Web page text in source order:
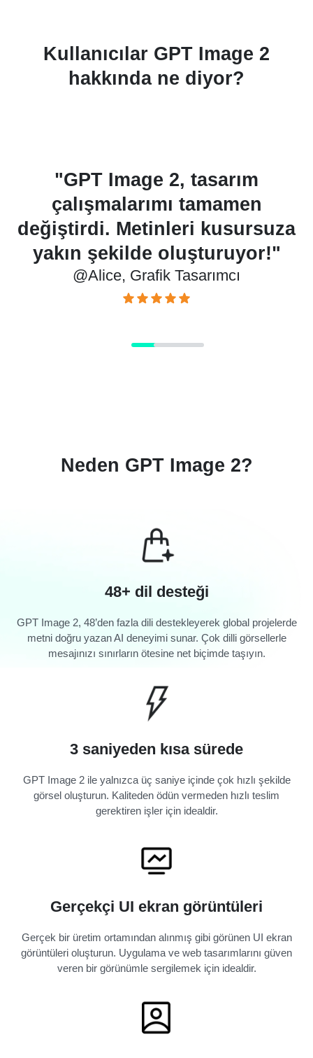
Kullanıcılar GPT Image 2
hakkında ne diyor?
"GPT Image 2, tasarım
çalışmalarımı tamamen
değiştirdi. Metinleri kusursuza
yakın şekilde oluşturuyor!"
@Alice, Grafik Tasarımcı
Neden GPT Image 2?
48+ dil desteği
GPT Image 2, 48’den fazla dili destekleyerek global projelerde
metni doğru yazan AI deneyimi sunar. Çok dilli görsellerle
mesajınızı sınırların ötesine net biçimde taşıyın.
3 saniyeden kısa sürede
GPT Image 2 ile yalnızca üç saniye içinde çok hızlı şekilde
görsel oluşturun. Kaliteden ödün vermeden hızlı teslim
gerektiren işler için idealdir.
Gerçekçi UI ekran görüntüleri
Gerçek bir üretim ortamından alınmış gibi görünen UI ekran
görüntüleri oluşturun. Uygulama ve web tasarımlarını güven
veren bir görünümle sergilemek için idealdir.